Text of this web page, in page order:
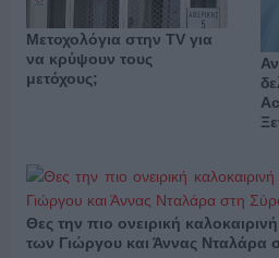
Μετοχολόγια στην TV για
να κρύψουν τους
μετόχους;
Θες την πιο ονειρική
των Γιώργου και Άννας Νταλάρα